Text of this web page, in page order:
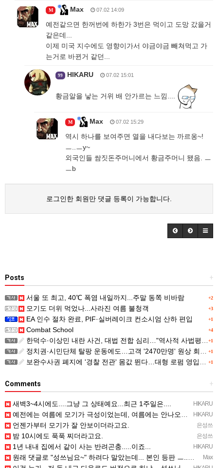
M Max 07.02 14:09
예전같으면 한꺼번에 하한가 3번은 먹이고 도망 갔을거
같은데...
이제 미국 지수에도 영향이가서 야금야금 빼쳐먹고 가
는거로 바뀐거 같던...
99 HIKARU 07.02 15:01
황금알을 낳는 거위 배 안가르는 느낌....
M Max 07.02 15:29
역시 하나를 보여주면 열을 내다보는 까르옹~!
ㅡ..ㅡy~
외국인들 쌈짓돈주머니에서 황금주머니 됐음. ㅡ
ㅡb
로그인한 회원만 댓글 등록이 가능합니다.
+
Posts
+2
서울 또 최고, 40℃ 폭염 내일까지...주말 동쪽 비바람
+3
모기도 더위 먹었나...사라진 여름 불청객
+1
EA 인수 절차 완료, PIF·실버레이크 컨소시엄 산하 편입
+4
Combat School
+1
한덕수·이상민 내란 사건, 대법 전합 심리…"역사적 사법평가"(종합)
+1
정치권·시민단체 탈팡 운동에도…고객 '2470만명' 원상 회복, "고물가에 돌팡"
+1
보완수사권 폐지에 '경찰 전관' 몸값 뛴다…대형 로펌 영입전쟁
+
Comments
HIKARU
새벽3~4시에도....그냥 그 상태예요...최근 1주일은....
HIKARU
예전에는 여름에 모기가 극성이었는데, 여름에는 안나오는 것 같은.....ㅎ ㅎ)
은성쓰
언젠가부터 모기가 잘 안보이더라고요.
은성쓰
밤 10시에도 푹푹 찌더라고요.
HIKARU
1년 내내 집에서 같이 사는 반려곤충.....이죠...
Max
원래 댓글로 "성쓰님요~" 하려다 말았는데... 본인 등판 ㅡ..ㅡy~